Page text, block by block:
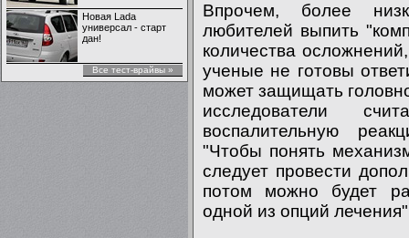
Новая Lada
универсал - старт
дан!
Все тест-врайвы »
Впрочем, более
любителей выпить
количества
ученые не готовы
может защищать
исследователи
воспалительную
"Чтобы понять
следует провести
потом можно будет
одной из опций